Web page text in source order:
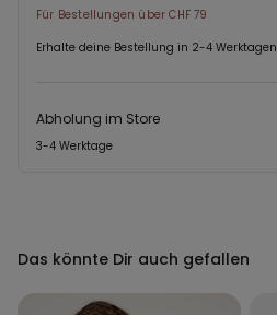
Für Bestellungen über CHF 79
Erhalte deine Bestellung in 2-4 Werktagen
Abholung im Store
3-4 Werktage
Das könnte Dir auch gefallen